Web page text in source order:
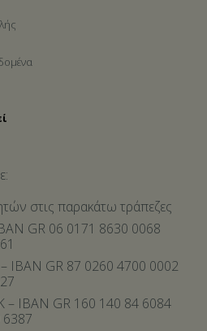
στις παρακάτω τράπεζες
GR 06 0171 8630 0068
IBAN GR 87 0260 4700 0002
– IBAN GR 160 140 84 6084